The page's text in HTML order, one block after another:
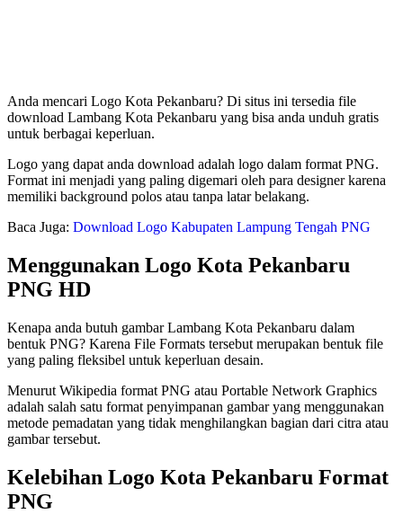
Anda mencari Logo Kota Pekanbaru? Di situs ini tersedia file
download Lambang Kota Pekanbaru yang bisa anda unduh gratis
untuk berbagai keperluan.
Logo yang dapat anda download adalah logo dalam format PNG.
Format ini menjadi yang paling digemari oleh para designer karena
memiliki background polos atau tanpa latar belakang.
Baca Juga: Download Logo Kabupaten Lampung Tengah PNG
Menggunakan Logo Kota Pekanbaru
PNG HD
Kenapa anda butuh gambar Lambang Kota Pekanbaru dalam
bentuk PNG? Karena File Formats tersebut merupakan bentuk file
yang paling fleksibel untuk keperluan desain.
Menurut Wikipedia format PNG atau Portable Network Graphics
adalah salah satu format penyimpanan gambar yang menggunakan
metode pemadatan yang tidak menghilangkan bagian dari citra atau
gambar tersebut.
Kelebihan Logo Kota Pekanbaru Format
PNG